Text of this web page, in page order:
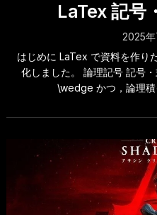
LaTex 記号
2025
はじめに LaTex で資料を作り
化しました。 論理記号 記号
\wedge かつ，論理